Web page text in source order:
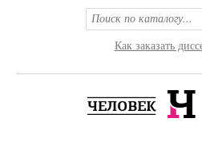
Как заказать